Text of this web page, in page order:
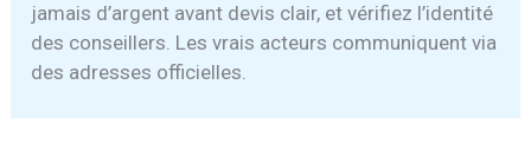
jamais d’argent avant devis clair, et vérifiez l’identité
des conseillers. Les vrais acteurs communiquent via
des adresses officielles.